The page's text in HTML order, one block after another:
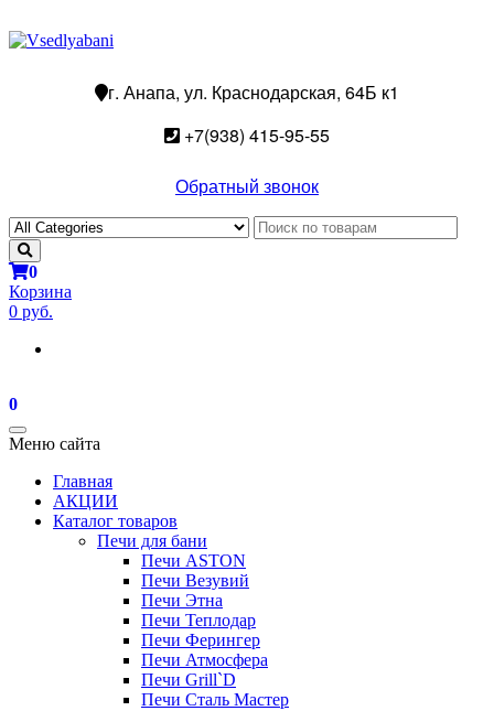
г. Анапа, ул. Краснодарская, 64Б к1
+7(938) 415-95-55
Обратный звонок
0
Корзина
0 руб.
0
Toggle
navigation
Меню сайта
Главная
АКЦИИ
Каталог товаров
Печи для бани
Печи ASTON
Печи Везувий
Печи Этна
Печи Теплодар
Печи Ферингер
Печи Атмосфера
Печи Grill`D
Печи Сталь Мастер